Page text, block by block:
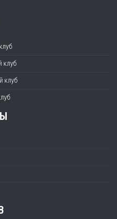
клуб
клуб